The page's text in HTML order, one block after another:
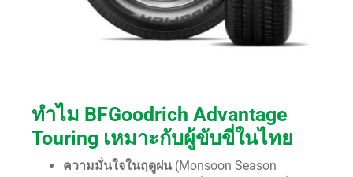
ทำไม BFGoodrich Advantage
Touring เหมาะกับผู้ขับขี่ในไทย
ความมั่นใจในฤดูฝน (Monsoon Season